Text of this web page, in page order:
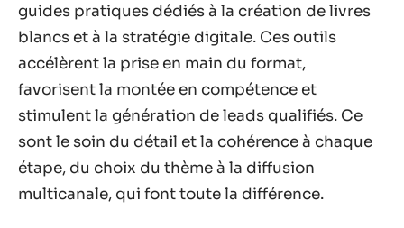
guides pratiques dédiés à la création de livres
blancs et à la stratégie digitale. Ces outils
accélèrent la prise en main du format,
favorisent la montée en compétence et
stimulent la génération de leads qualifiés. Ce
sont le soin du détail et la cohérence à chaque
étape, du choix du thème à la diffusion
multicanale, qui font toute la différence.